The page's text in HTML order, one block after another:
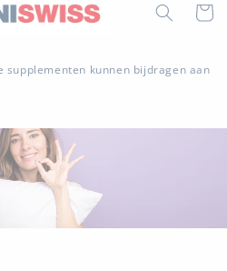
supplementen kunnen bijdragen aan